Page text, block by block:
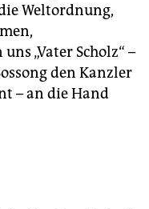
Weltordnung,
„Vater Scholz“ –
den Kanzler
– an die Hand